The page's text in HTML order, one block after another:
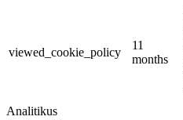
viewed_cookie_policy
11
months
Analitikus